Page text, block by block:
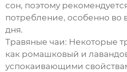
сон, поэтому
потребление, особенно во
дня.
Травяные чаи: Некоторые
как ромашковый и
успокаивающими